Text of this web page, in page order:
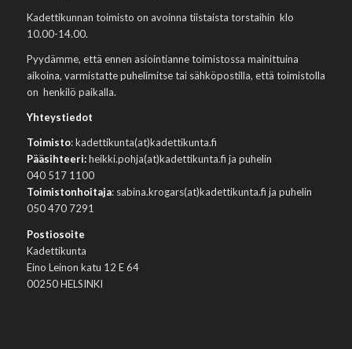
Kadettikunnan toimisto on avoinna tiistaista torstaihin klo
10.00-14.00.
Pyydämme, että ennen asiointianne toimistossa mainittuina
aikoina, varmistatte puhelimitse tai sähköpostilla, että toimistolla
on henkilö paikalla.
Yhteystiedot
Toimisto: kadettikunta(at)kadettikunta.fi
Pääsihteeri:heikki.pohja(at)kadettikunta.fi ja puhelin
040 517 1100
Toimistonhoitaja: sabina.krogars(at)kadettikunta.fi ja puhelin
050 470 7291
Postiosoite
Kadettikunta
Eino Leinon katu 12 E 64
00250 HELSINKI